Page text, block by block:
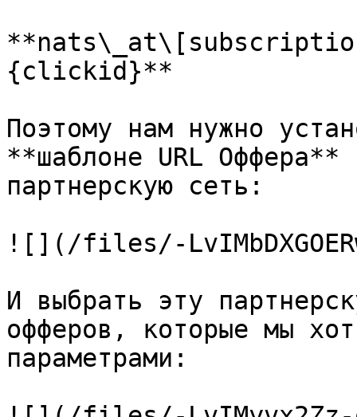
{clickid}**
Поэтому нам нужно
**шаблоне URL Оффера**
партнерскую сеть:
![](/files/-
И выбрать эту
офферов, которые мы
параметрами: